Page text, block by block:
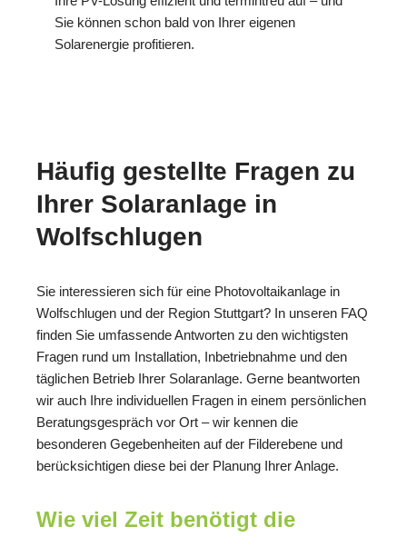
Sie können schon bald von Ihrer eigenen
Solarenergie profitieren.
Häufig gestellte Fragen zu
Ihrer Solaranlage in
Wolfschlugen
Sie interessieren sich für eine Photovoltaikanlage in
Wolfschlugen und der Region Stuttgart? In unseren FAQ
finden Sie umfassende Antworten zu den wichtigsten
Fragen rund um Installation, Inbetriebnahme und den
täglichen Betrieb Ihrer Solaranlage. Gerne beantworten
wir auch Ihre individuellen Fragen in einem persönlichen
Beratungsgespräch vor Ort – wir kennen die
besonderen Gegebenheiten auf der Filderebene und
berücksichtigen diese bei der Planung Ihrer Anlage.
Wie viel Zeit benötigt die